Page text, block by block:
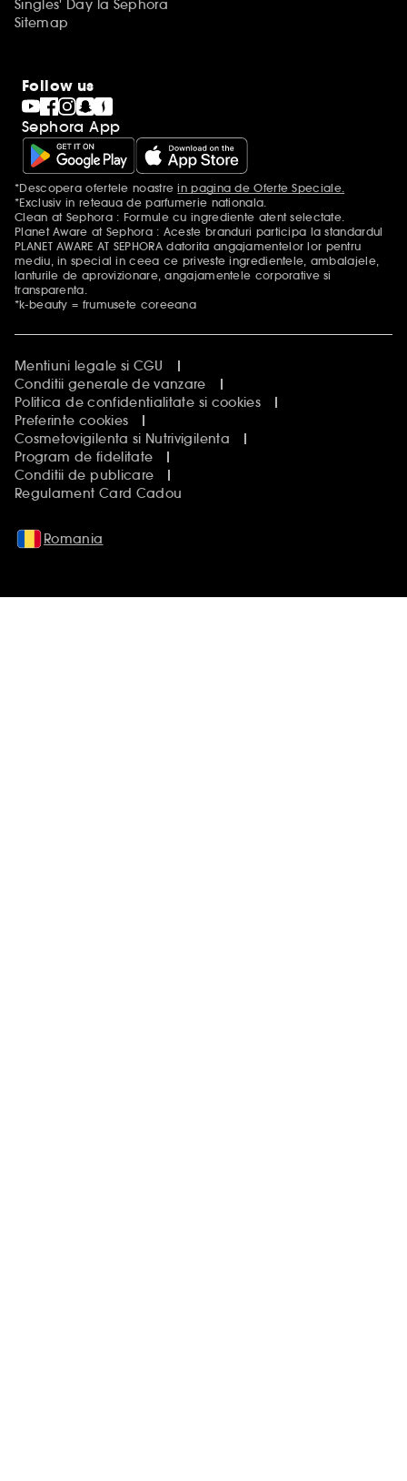
Singles' Day la Sephora
Sitemap
Follow us
Sephora App
Mentiuni aditionale
*Descopera ofertele noastrein pagina de Oferte Speciale.
*Exclusiv in reteaua de parfumerie nationala.
Clean at Sephora : Formule cu ingrediente atent selectate.
Planet Aware at Sephora : Aceste branduri participa la standardul
PLANET AWARE AT SEPHORA datorita angajamentelor lor pentru
mediu, in special in ceea ce priveste ingredientele, ambalajele,
lanturile de aprovizionare, angajamentele corporative si
transparenta.
*k-beauty = frumusete coreeana
Mentiuni legale si CGU
Conditii generale de vanzare
Politica de confidentialitate si cookies
Preferinte cookies
Cosmetovigilenta si Nutrivigilenta
Program de fidelitate
Conditii de publicare
Regulament Card Cadou
Romania